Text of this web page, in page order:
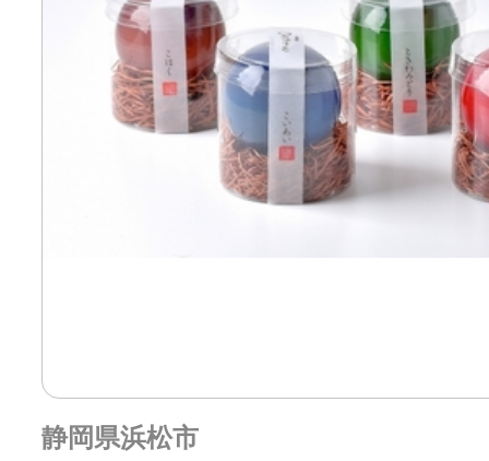
静岡県浜松市